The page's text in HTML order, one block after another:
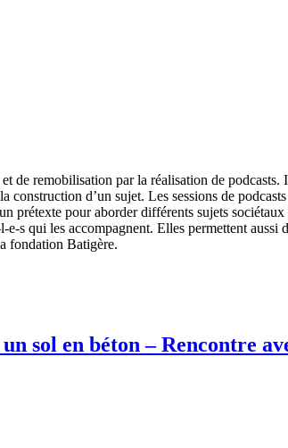
de remobilisation par la réalisation de
d’un sujet. Les sessions de
prétexte pour aborder différents sujets
s qui les accompagnent. Elles permettent
fondation Batigère.
sol en béton – Rencontre